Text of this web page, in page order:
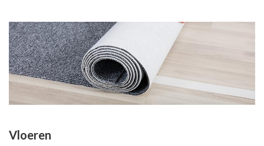
Vloeren